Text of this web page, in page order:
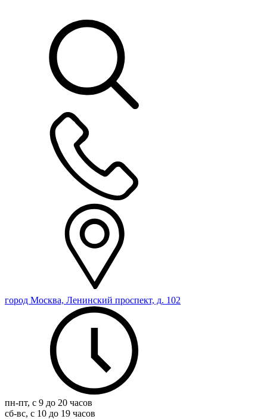
город Москва, Ленинский проспект, д. 102
пн-пт, с 9 до 20 часов
сб-вс, с 10 до 19 часов